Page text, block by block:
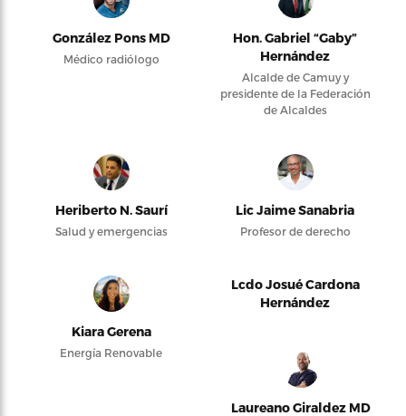
González Pons MD
Médico radiólogo
Hon. Gabriel “Gaby”
Hernández
Alcalde de Camuy y
presidente de la Federación
de Alcaldes
Heriberto N. Saurí
Salud y emergencias
Lic Jaime Sanabria
Profesor de derecho
Kiara Gerena
Energía Renovable
Lcdo Josué Cardona
Hernández
Laureano Giraldez MD